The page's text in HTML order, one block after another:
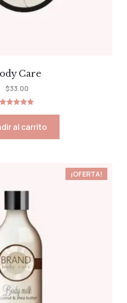
Care
5.00
de 5
$33.00
al carrito
¡OFERTA!